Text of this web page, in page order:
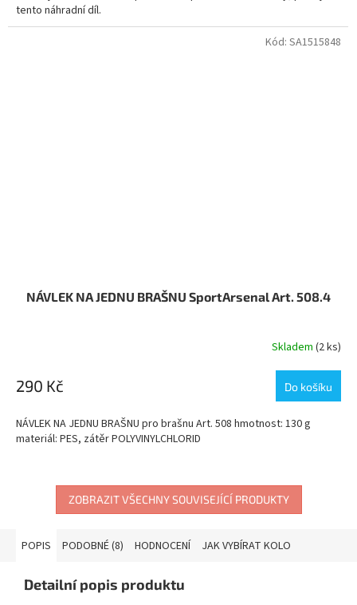
tento náhradní díl.
NÁVLEK NA JEDNU BRAŠNU SportArsenal Art. 508.4
Skladem (2 ks)
290 Kč Do košíku
NÁVLEK NA JEDNU BRAŠNU pro brašnu Art. 508 hmotnost: 130 g
materiál: PES, zátěr POLYVINYLCHLORID
Kód: SA1515848
ZOBRAZIT VŠECHNY SOUVISEJÍCÍ PRODUKTY
POPIS PODOBNÉ (8) HODNOCENÍ JAK VYBÍRAT KOLO
Detailní popis produktu